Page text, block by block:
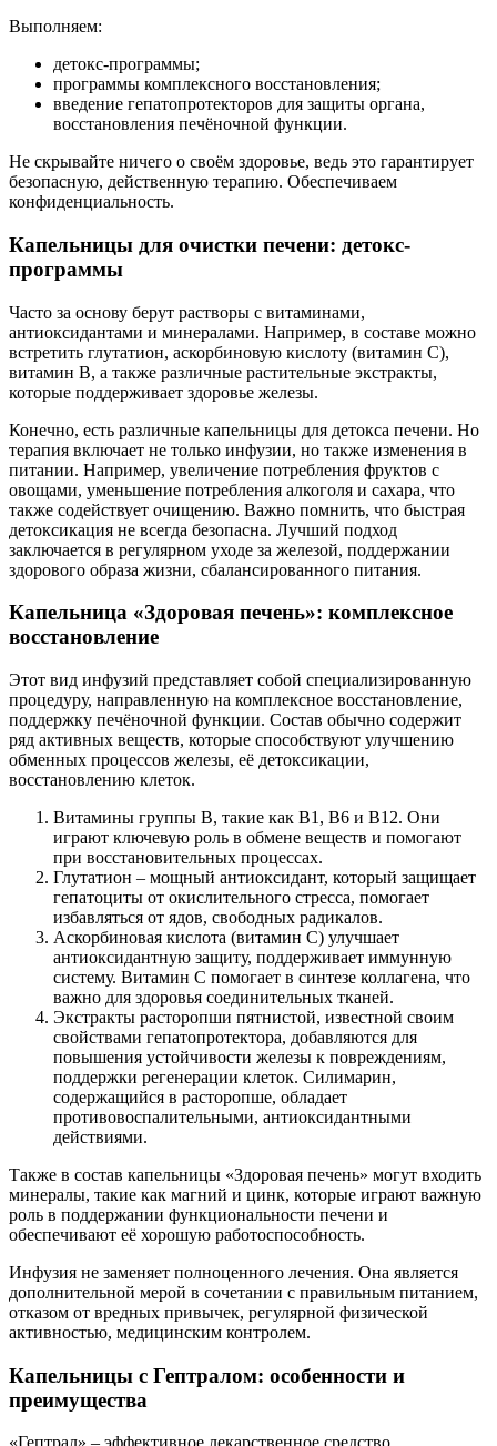
Выполняем:
детокс-программы;
программы комплексного восстановления;
введение гепатопротекторов для защиты органа,
восстановления печёночной функции.
Не скрывайте ничего о своём здоровье, ведь это гарантирует
безопасную, действенную терапию. Обеспечиваем
конфиденциальность.
Капельницы для очистки печени: детокс-
программы
Часто за основу берут растворы с витаминами,
антиоксидантами и минералами. Например, в составе можно
встретить глутатион, аскорбиновую кислоту (витамин C),
витамин B, а также различные растительные экстракты,
которые поддерживает здоровье железы.
Конечно, есть различные капельницы для детокса печени. Но
терапия включает не только инфузии, но также изменения в
питании. Например, увеличение потребления фруктов с
овощами, уменьшение потребления алкоголя и сахара, что
также содействует очищению. Важно помнить, что быстрая
детоксикация не всегда безопасна. Лучший подход
заключается в регулярном уходе за железой, поддержании
здорового образа жизни, сбалансированного питания.
Капельница «Здоровая печень»: комплексное
восстановление
Этот вид инфузий представляет собой специализированную
процедуру, направленную на комплексное восстановление,
поддержку печёночной функции. Состав обычно содержит
ряд активных веществ, которые способствуют улучшению
обменных процессов железы, её детоксикации,
восстановлению клеток.
Витамины группы B, такие как B1, B6 и B12. Они
играют ключевую роль в обмене веществ и помогают
при восстановительных процессах.
Глутатион – мощный антиоксидант, который защищает
гепатоциты от окислительного стресса, помогает
избавляться от ядов, свободных радикалов.
Аскорбиновая кислота (витамин С) улучшает
антиоксидантную защиту, поддерживает иммунную
систему. Витамин C помогает в синтезе коллагена, что
важно для здоровья соединительных тканей.
Экстракты расторопши пятнистой, известной своим
свойствами гепатопротектора, добавляются для
повышения устойчивости железы к повреждениям,
поддержки регенерации клеток. Силимарин,
содержащийся в расторопше, обладает
противовоспалительными, антиоксидантными
действиями.
Также в состав капельницы «Здоровая печень» могут входить
минералы, такие как магний и цинк, которые играют важную
роль в поддержании функциональности печени и
обеспечивают её хорошую работоспособность.
Инфузия не заменяет полноценного лечения. Она является
дополнительной мерой в сочетании с правильным питанием,
отказом от вредных привычек, регулярной физической
активностью, медицинским контролем.
Капельницы с Гептралом: особенности и
преимущества